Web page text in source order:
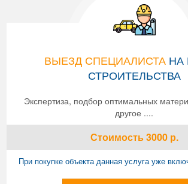
ВЫЕЗД СПЕЦИАЛИСТАНА
СТРОИТЕЛЬСТВА
Экспертиза, подбор оптимальных
другое ....
Стоимость3000р.
При покупке объекта данная услуга уже